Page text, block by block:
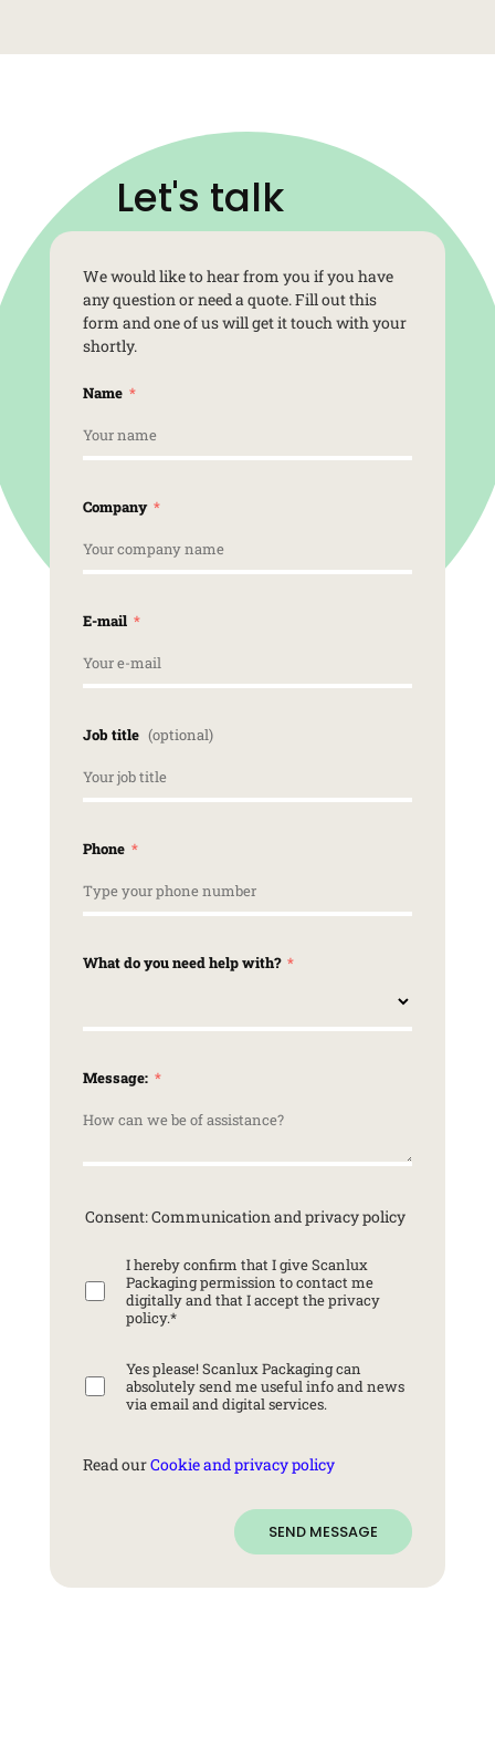
Let's talk
We would like to hear from you if you have
any question or need a quote. Fill out this
form and one of us will get it touch with your
shortly.
Name
Company
E-mail
Job title
Phone
What do you need help with?
Message:
Consent: Communication and privacy policy
I hereby confirm that I give Scanlux
Packaging permission to contact me
digitally and that I accept the privacy
policy.*
Yes please! Scanlux Packaging can
absolutely send me useful info and news
via email and digital services.
Read ourCookie and privacy policy
SEND MESSAGE